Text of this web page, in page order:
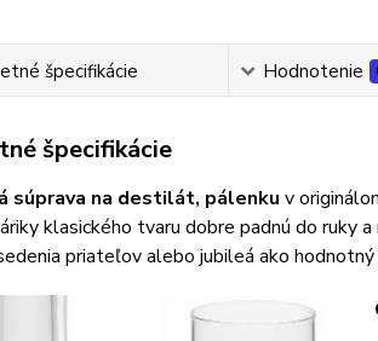
špecifikácie Hodnotenie
špecifikácie
súprava na destilát, pálenku v
klasického tvaru dobre padnú do ruky
priateľov alebo jubileá ako hodnotný